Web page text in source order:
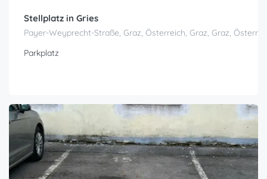
Stellplatz in Gries
Payer-Weyprecht-Straße, Graz, Österreich, Graz, Graz,
Parkplatz